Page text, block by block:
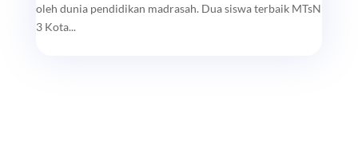
oleh dunia pendidikan madrasah. Dua siswa terbaik MTsN
3 Kota...